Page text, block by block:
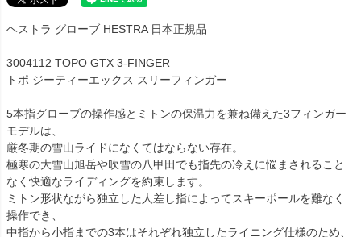
ヘストラ グローブ HESTRA 日本正規品
3004112 TOPO GTX 3-FINGER
トポ ジーティーエックス スリーフィンガー
5本指グローブの操作感とミトンの保温力を兼ね備えた3フィンガー
モデルは、
厳冬期の雪山ライドになくてはならない存在。
極寒の大雪山旭岳や吹雪の八甲田でも指先の冷えに悩まされること
なく快適なライディングを約束します。
ミトン形状ながら独立した人差し指によってスキーポールを難なく
操作でき、
中指から小指までの3本はそれぞれ独立したライニング仕様のため、